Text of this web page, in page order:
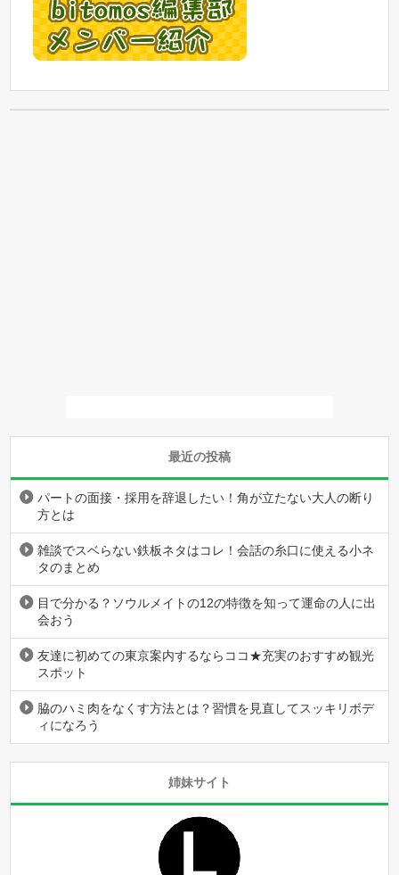
最近の投稿
パートの面接・採用を辞退したい！角が立たない大人の断り
方とは
雑談でスベらない鉄板ネタはコレ！会話の糸口に使える小ネ
タのまとめ
目で分かる？ソウルメイトの12の特徴を知って運命の人に出
会おう
友達に初めての東京案内するならココ★充実のおすすめ観光
スポット
脇のハミ肉をなくす方法とは？習慣を見直してスッキリボデ
ィになろう
姉妹サイト